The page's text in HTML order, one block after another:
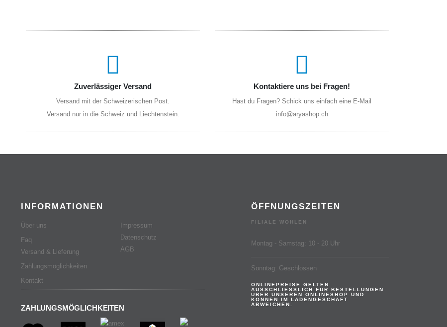
Zuverlässiger Versand
Versand mit der Schweizerischen Post.
Versand nur in die Schweiz und Liechtenstein.
Kontaktiere uns bei Fragen!
Hast du Fragen? Schick uns einfach eine E-Mail
info@aryashop.ch
INFORMATIONEN
Über uns
Faq
Versand & Lieferung
Zahlungsmöglichkeiten
Kontakt
Impressum
Datenschutz
AGB
ZAHLUNGSMÖGLICHKEITEN
ÖFFNUNGSZEITEN
FILIALE WOHLEN
Montag - Samstag: 10 - 20 Uhr
Sonntag: Geschlossen
ONLINEPREISE GELTEN
AUSSCHLIESSLICH FÜR BESTELLUNGEN
ÜBER UNSEREN ONLINESHOP UND
KÖNNEN IM LADENGESCHÄFT
ABWEICHEN.